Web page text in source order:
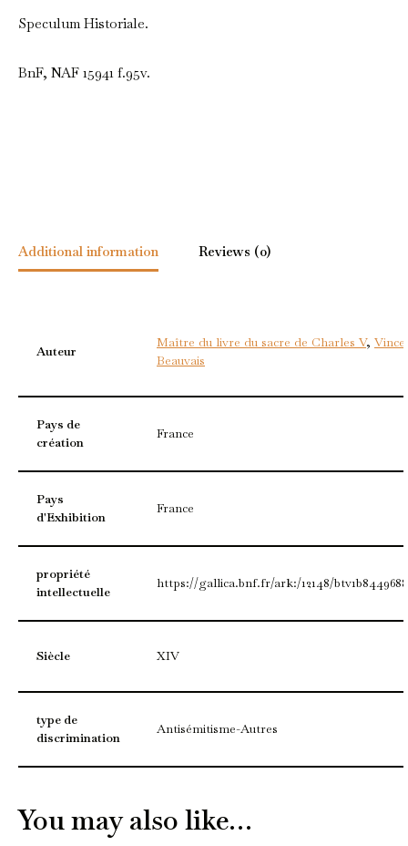
Speculum Historiale.
BnF, NAF 15941 f.95v.
Additional information Reviews (0)
Auteur
Maître du livre du sacre de Charles V,
Beauvais
Pays de
création
France
Pays
d'Exhibition
France
propriété
intellectuelle
https://gallica.bnf.fr/ark:/12148/
Siècle XIV
type de
discrimination
Antisémitisme-Autres
You may also like…